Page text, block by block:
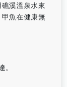
溪溫泉水來
魚在健康無
。